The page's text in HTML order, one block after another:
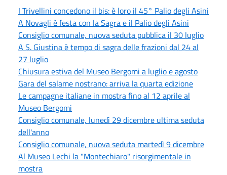
I Trivellini concedono il bis: è loro il 45° Palio degli Asini
A Novagli è festa con la Sagra e il Palio degli Asini
Consiglio comunale, nuova seduta pubblica il 30 luglio
A S. Giustina è tempo di sagra delle frazioni dal 24 al
27 luglio
Chiusura estiva del Museo Bergomi a luglio e agosto
Gara del salame nostrano: arriva la quarta edizione
Le campagne italiane in mostra fino al 12 aprile al
Museo Bergomi
Consiglio comunale, lunedì 29 dicembre ultima seduta
dell'anno
Consiglio comunale, nuova seduta martedì 9 dicembre
Al Museo Lechi la "Montechiaro" risorgimentale in
mostra